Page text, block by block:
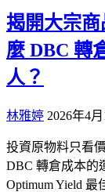
揭開大宗
麼 DBC 轉
人？
林雅婷 2026年4月
投資原物料只看
DBC 轉倉成本的
Optimum Yield